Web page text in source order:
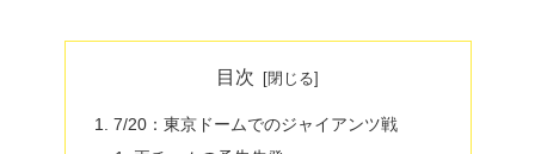
目次
7/20：東京ドームでのジャイアンツ戦